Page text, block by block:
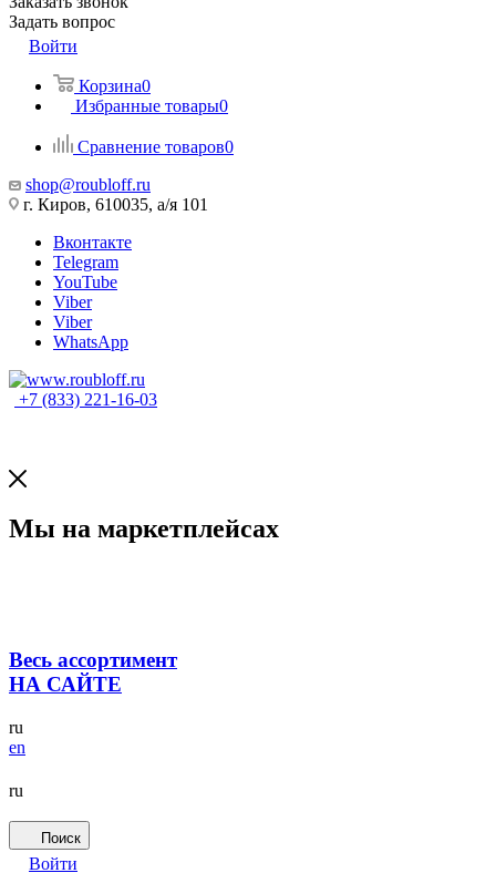
Задать вопрос
Войти
Корзина0
Избранные товары0
Сравнение товаров0
shop@roubloff.ru
г. Киров, 610035, а/я 101
Вконтакте
Telegram
YouTube
Viber
Viber
WhatsApp
+7 (833) 221-16-03
Мы на маркетплейсах
Весь ассортимент
НА САЙТЕ
ru
en
ru
Поиск
Войти